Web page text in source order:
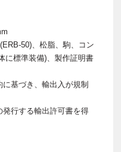
50)、松脂、駒、コン
に標準装備)、製作証明書
基づき、輸出入が規制
行する輸出許可書を得